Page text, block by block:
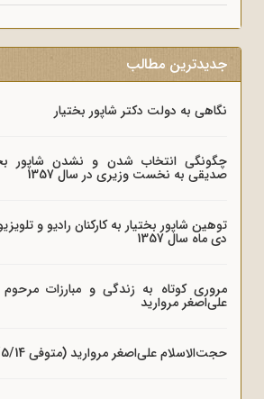
جدیدترین مطالب
نگاهی به دولت دکتر شاپور بختیار
چگونگی انتخاب شدن و نشدن شاپور
صدیقی به نخست وزیری در سال 1357
توهین شاپور بختیار به کارکنان رادیو و
دی ماه سال 1357
مروری کوتاه به زندگی و مبارزات
علی‌اصغر مروارید
حجت‌الاسلام علی‌اصغر مروارید (متوفی 1396/5/14)